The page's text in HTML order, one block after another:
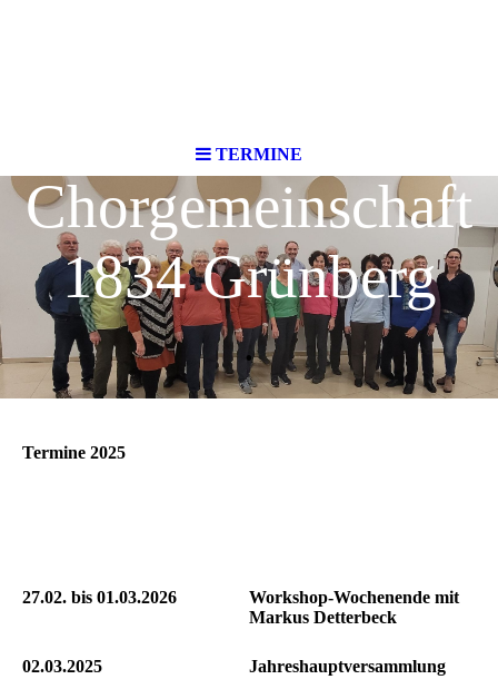
TERMINE
Chorgemeinschaft
1834 Grünberg
.
Termine 2025
27.02. bis 01.03.2026
Workshop-Wochenende mit
Markus Detterbeck
02.03.2025 Jahreshauptversammlung